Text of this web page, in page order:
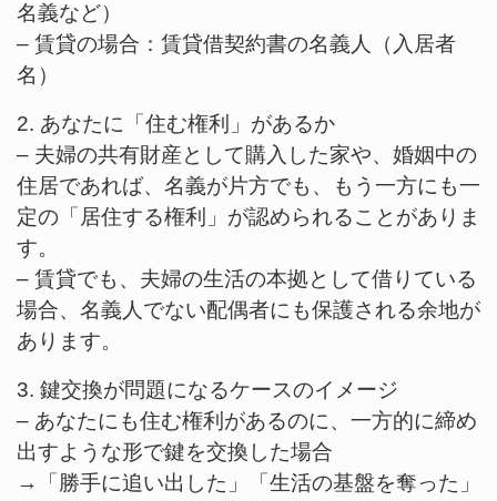
名義など）
– 賃貸の場合：賃貸借契約書の名義人（入居者
名）
2. あなたに「住む権利」があるか
– 夫婦の共有財産として購入した家や、婚姻中の
住居であれば、名義が片方でも、もう一方にも一
定の「居住する権利」が認められることがありま
す。
– 賃貸でも、夫婦の生活の本拠として借りている
場合、名義人でない配偶者にも保護される余地が
あります。
3. 鍵交換が問題になるケースのイメージ
– あなたにも住む権利があるのに、一方的に締め
出すような形で鍵を交換した場合
→「勝手に追い出した」「生活の基盤を奪った」